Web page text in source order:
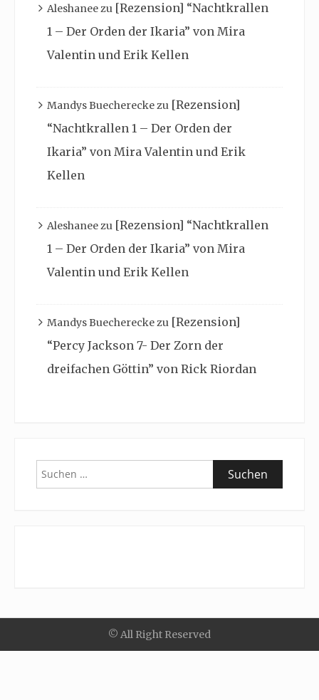
Aleshaneezu [Rezension] “Nachtkrallen
1 – Der Orden der Ikaria” von Mira
Valentin und Erik Kellen
Mandys Buechereckezu [Rezension]
“Nachtkrallen 1 – Der Orden der
Ikaria” von Mira Valentin und Erik
Kellen
Aleshaneezu [Rezension] “Nachtkrallen
1 – Der Orden der Ikaria” von Mira
Valentin und Erik Kellen
Mandys Buechereckezu [Rezension]
“Percy Jackson 7- Der Zorn der
dreifachen Göttin” von Rick Riordan
Suchen
nach:
© All Right Reserved